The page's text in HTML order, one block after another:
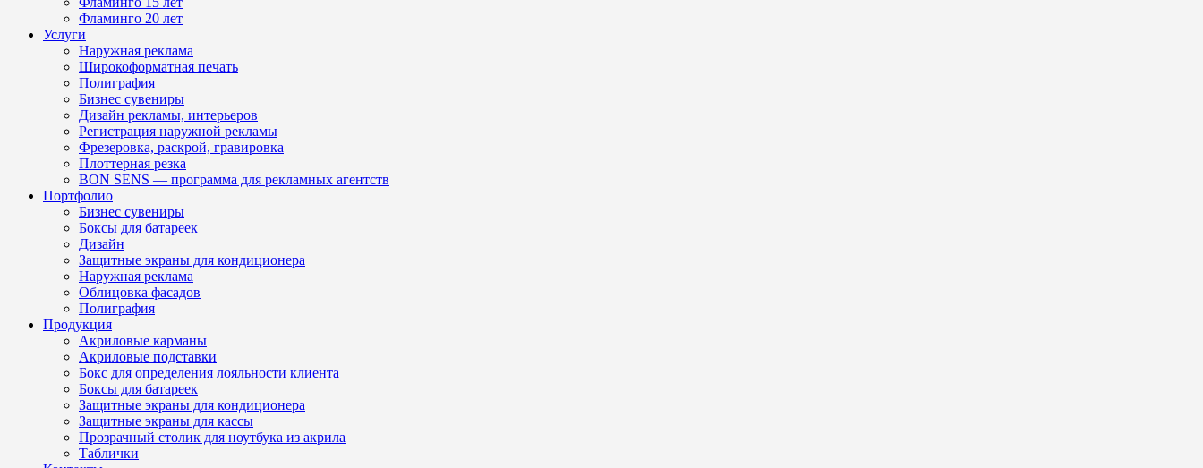
Фламинго 20 лет
Услуги
Наружная реклама
Широкоформатная печать
Полиграфия
Бизнес сувениры
Дизайн рекламы, интерьеров
Регистрация наружной рекламы
Фрезеровка, раскрой, гравировка
Плоттерная резка
BON SENS — программа для рекламных агентств
Портфолио
Бизнес сувениры
Боксы для батареек
Дизайн
Защитные экраны для кондиционера
Наружная реклама
Облицовка фасадов
Полиграфия
Продукция
Акриловые карманы
Акриловые подставки
Бокс для определения лояльности клиента
Боксы для батареек
Защитные экраны для кондиционера
Защитные экраны для кассы
Прозрачный столик для ноутбука из акрила
Таблички